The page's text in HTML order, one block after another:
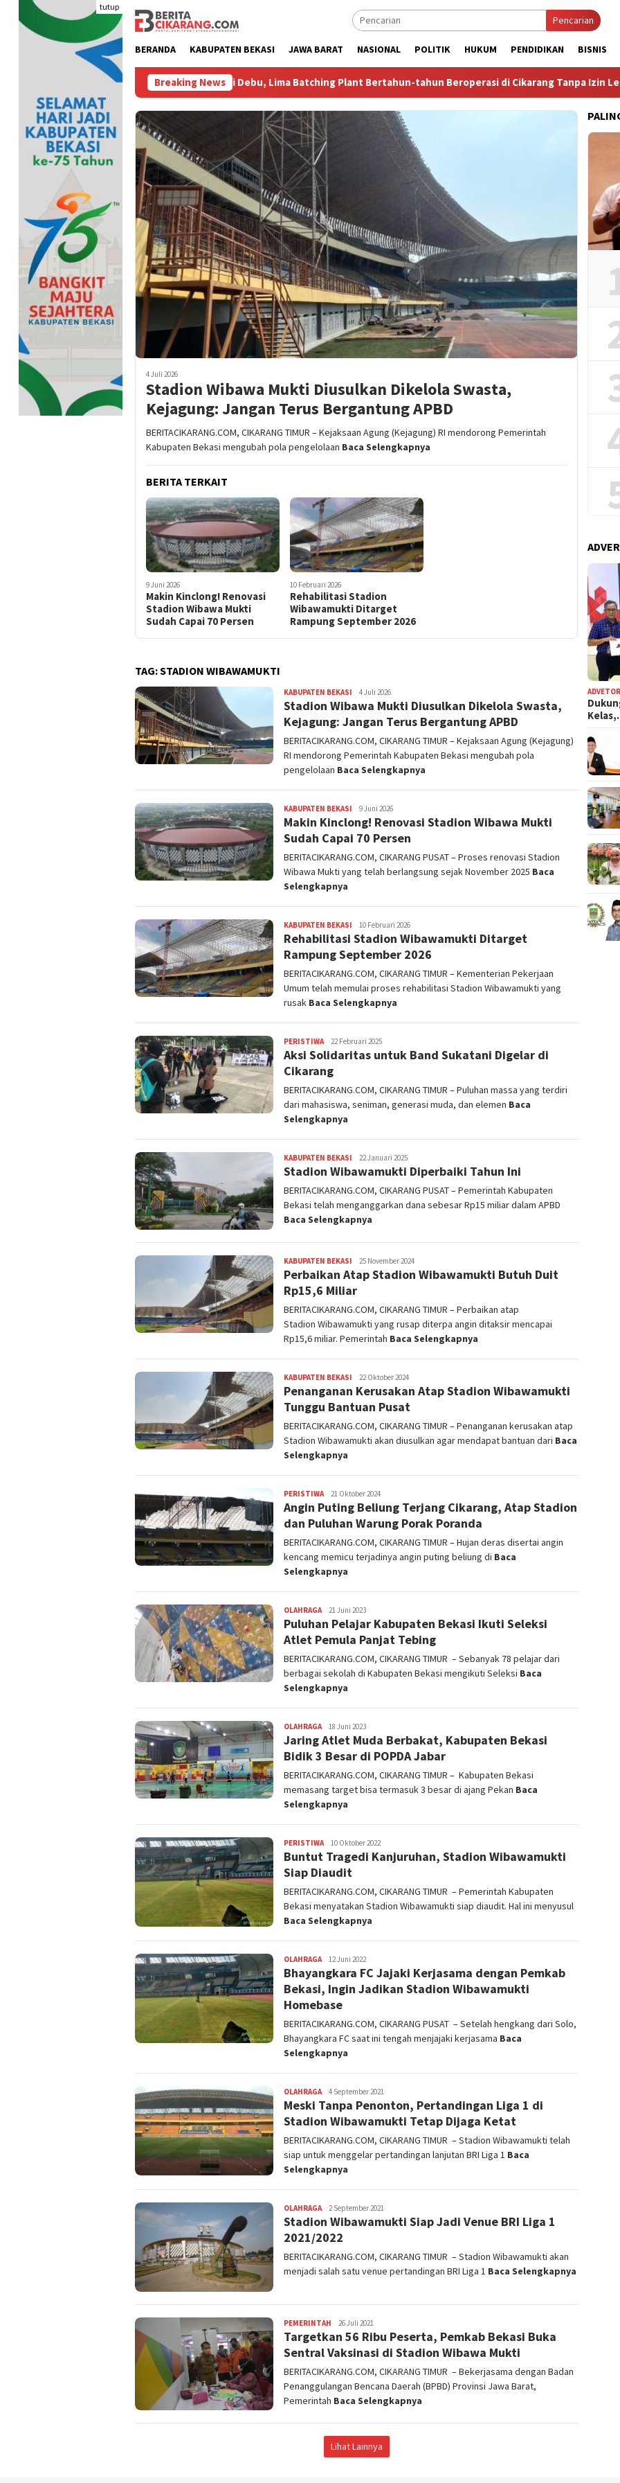
tutup
Pencarian
BERANDA KABUPATEN BEKASI JAWA BARAT NASIONAL POLITIK HUKUM PENDIDIKAN BISNIS
Breaking News
Bikin Polusi Debu, Lima Batching Plant Bertahun-tahun Beroperasi di Cikarang Tanpa Izin Lengkap
4 Juli 2026
Stadion Wibawa Mukti Diusulkan Dikelola Swasta,
Kejagung: Jangan Terus Bergantung APBD
BERITACIKARANG.COM, CIKARANG TIMUR – Kejaksaan Agung (Kejagung) RI mendorong Pemerintah
Kabupaten Bekasi mengubah pola pengelolaan Baca Selengkapnya
BERITA TERKAIT
9 Juni 2026
Makin Kinclong! Renovasi
Stadion Wibawa Mukti
Sudah Capai 70 Persen
10 Februari 2026
Rehabilitasi Stadion
Wibawamukti Ditarget
Rampung September 2026
TAG:STADION WIBAWAMUKTI
KABUPATEN BEKASI admin
4 Juli 2026
Stadion Wibawa Mukti Diusulkan Dikelola Swasta,
Kejagung: Jangan Terus Bergantung APBD
BERITACIKARANG.COM, CIKARANG TIMUR – Kejaksaan Agung (Kejagung)
RI mendorong Pemerintah Kabupaten Bekasi mengubah pola
pengelolaan Baca Selengkapnya
KABUPATEN BEKASI admin
9 Juni 2026
Makin Kinclong! Renovasi Stadion Wibawa Mukti
Sudah Capai 70 Persen
BERITACIKARANG.COM, CIKARANG PUSAT – Proses renovasi Stadion
Wibawa Mukti yang telah berlangsung sejak November 2025 Baca
Selengkapnya
KABUPATEN BEKASI admin
10 Februari 2026
Rehabilitasi Stadion Wibawamukti Ditarget
Rampung September 2026
BERITACIKARANG.COM, CIKARANG TIMUR – Kementerian Pekerjaan
Umum telah memulai proses rehabilitasi Stadion Wibawamukti yang
rusak Baca Selengkapnya
PERISTIWAadmin
22 Februari 2025
Aksi Solidaritas untuk Band Sukatani Digelar di
Cikarang
BERITACIKARANG.COM, CIKARANG TIMUR – Puluhan massa yang terdiri
dari mahasiswa, seniman, generasi muda, dan elemen Baca
Selengkapnya
KABUPATEN BEKASI admin
22 Januari 2025
Stadion Wibawamukti Diperbaiki Tahun Ini
BERITACIKARANG.COM, CIKARANG PUSAT – Pemerintah Kabupaten
Bekasi telah menganggarkan dana sebesar Rp15 miliar dalam APBD
Baca Selengkapnya
KABUPATEN BEKASI admin
25 November 2024
Perbaikan Atap Stadion Wibawamukti Butuh Duit
Rp15,6 Miliar
BERITACIKARANG.COM, CIKARANG TIMUR – Perbaikan atap
Stadion Wibawamukti yang rusap diterpa angin ditaksir mencapai
Rp15,6 miliar. Pemerintah Baca Selengkapnya
KABUPATEN BEKASI admin
22 Oktober 2024
Penanganan Kerusakan Atap Stadion Wibawamukti
Tunggu Bantuan Pusat
BERITACIKARANG.COM, CIKARANG TIMUR – Penanganan kerusakan atap
Stadion Wibawamukti akan diusulkan agar mendapat bantuan dari Baca
Selengkapnya
PERISTIWAadmin
21 Oktober 2024
Angin Puting Beliung Terjang Cikarang, Atap Stadion
dan Puluhan Warung Porak Poranda
BERITACIKARANG.COM, CIKARANG TIMUR – Hujan deras disertai angin
kencang memicu terjadinya angin puting beliung di Baca
Selengkapnya
OLAHRAGAadmin
21 Juni 2023
Puluhan Pelajar Kabupaten Bekasi Ikuti Seleksi
Atlet Pemula Panjat Tebing
BERITACIKARANG.COM, CIKARANG TIMUR – Sebanyak 78 pelajar dari
berbagai sekolah di Kabupaten Bekasi mengikuti Seleksi Baca
Selengkapnya
OLAHRAGAadmin
18 Juni 2023
Jaring Atlet Muda Berbakat, Kabupaten Bekasi
Bidik 3 Besar di POPDA Jabar
BERITACIKARANG.COM, CIKARANG TIMUR – Kabupaten Bekasi
memasang target bisa termasuk 3 besar di ajang Pekan Baca
Selengkapnya
PERISTIWAadmin
10 Oktober 2022
Buntut Tragedi Kanjuruhan, Stadion Wibawamukti
Siap Diaudit
BERITACIKARANG.COM, CIKARANG TIMUR – Pemerintah Kabupaten
Bekasi menyatakan Stadion Wibawamukti siap diaudit. Hal ini menyusul
Baca Selengkapnya
OLAHRAGAadmin
12 Juni 2022
Bhayangkara FC Jajaki Kerjasama dengan Pemkab
Bekasi, Ingin Jadikan Stadion Wibawamukti
Homebase
BERITACIKARANG.COM, CIKARANG PUSAT – Setelah hengkang dari Solo,
Bhayangkara FC saat ini tengah menjajaki kerjasama Baca
Selengkapnya
OLAHRAGAadmin
4 September 2021
Meski Tanpa Penonton, Pertandingan Liga 1 di
Stadion Wibawamukti Tetap Dijaga Ketat
BERITACIKARANG.COM, CIKARANG TIMUR – Stadion Wibawamukti telah
siap untuk menggelar pertandingan lanjutan BRI Liga 1 Baca
Selengkapnya
OLAHRAGAadmin
2 September 2021
Stadion Wibawamukti Siap Jadi Venue BRI Liga 1
2021/2022
BERITACIKARANG.COM, CIKARANG TIMUR – Stadion Wibawamukti akan
menjadi salah satu venue pertandingan BRI Liga 1 Baca Selengkapnya
PEMERINTAH admin
26 Juli 2021
Targetkan 56 Ribu Peserta, Pemkab Bekasi Buka
Sentral Vaksinasi di Stadion Wibawa Mukti
BERITACIKARANG.COM, CIKARANG TIMUR – Bekerjasama dengan Badan
Penanggulangan Bencana Daerah (BPBD) Provinsi Jawa Barat,
Pemerintah Baca Selengkapnya
Lihat Lainnya